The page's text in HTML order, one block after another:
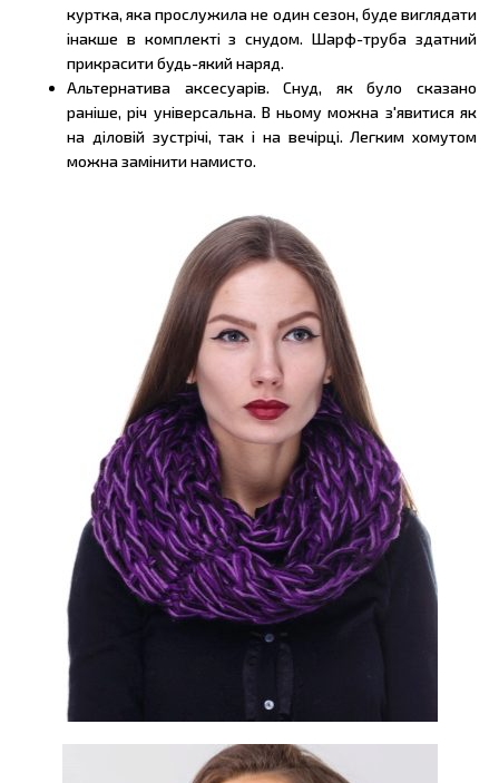
куртка, яка прослужила не один сезон, буде виглядати
інакше в комплекті з снудом. Шарф-труба здатний
прикрасити будь-який наряд.
Альтернатива аксесуарів. Снуд, як було сказано
раніше, річ універсальна. В ньому можна з'явитися як
на діловій зустрічі, так і на вечірці. Легким хомутом
можна замінити намисто.